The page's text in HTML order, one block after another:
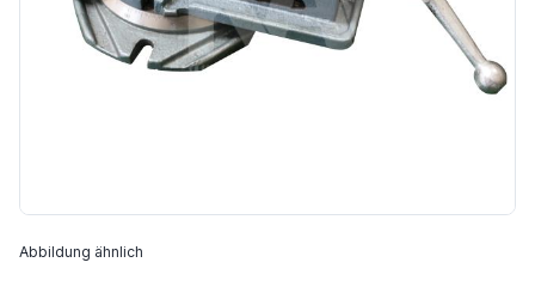
Abbildung ähnlich